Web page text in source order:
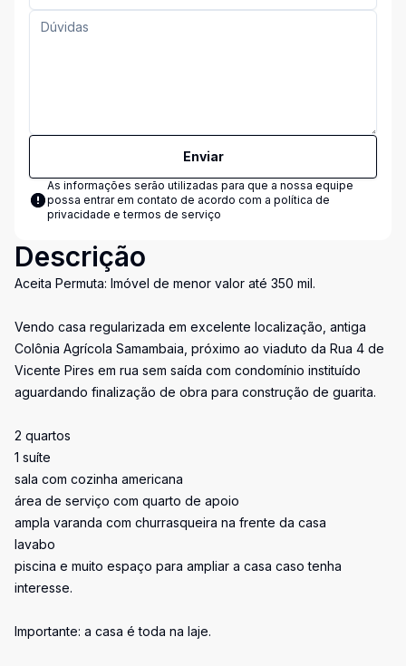
Enviar
As informações serão utilizadas para que a nossa equipe
possa entrar em contato de acordo com a política de
privacidade e termos de serviço
Descrição
Aceita Permuta: Imóvel de menor valor até 350 mil.
Vendo casa regularizada em excelente localização, antiga
Colônia Agrícola Samambaia, próximo ao viaduto da Rua 4 de
Vicente Pires em rua sem saída com condomínio instituído
aguardando finalização de obra para construção de guarita.
2 quartos
1 suíte
sala com cozinha americana
área de serviço com quarto de apoio
ampla varanda com churrasqueira na frente da casa
lavabo
piscina e muito espaço para ampliar a casa caso tenha
interesse.
Importante: a casa é toda na laje.